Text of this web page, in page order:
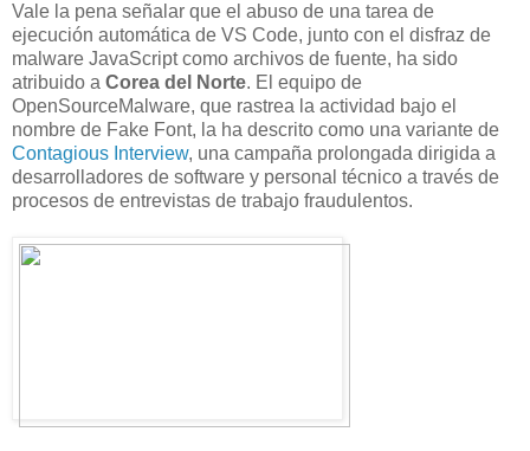
Vale la pena señalar que el abuso de una tarea de
ejecución automática de VS Code, junto con el disfraz de
malware JavaScript como archivos de fuente, ha sido
atribuido a Corea del Norte. El equipo de
OpenSourceMalware, que rastrea la actividad bajo el
nombre de Fake Font, la ha descrito como una variante de
Contagious Interview, una campaña prolongada dirigida a
desarrolladores de software y personal técnico a través de
procesos de entrevistas de trabajo fraudulentos.